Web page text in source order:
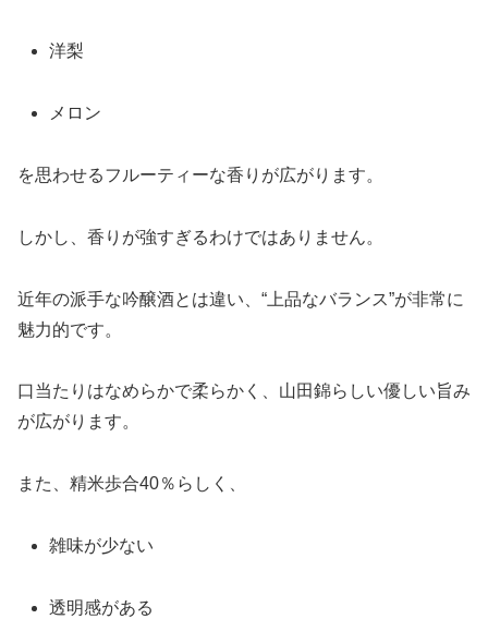
洋梨
メロン
を思わせるフルーティーな香りが広がります。
しかし、香りが強すぎるわけではありません。
近年の派手な吟醸酒とは違い、“上品なバランス”が非常に
魅力的です。
口当たりはなめらかで柔らかく、山田錦らしい優しい旨み
が広がります。
また、精米歩合40％らしく、
雑味が少ない
透明感がある